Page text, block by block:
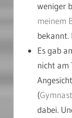
weniger
meinem
bekannt.
Es gab
nicht am
(
dabei.